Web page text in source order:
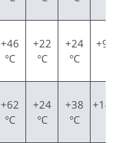
+46
°C
+22
°C
+24
°C
+62
°C
+24
°C
+38
°C